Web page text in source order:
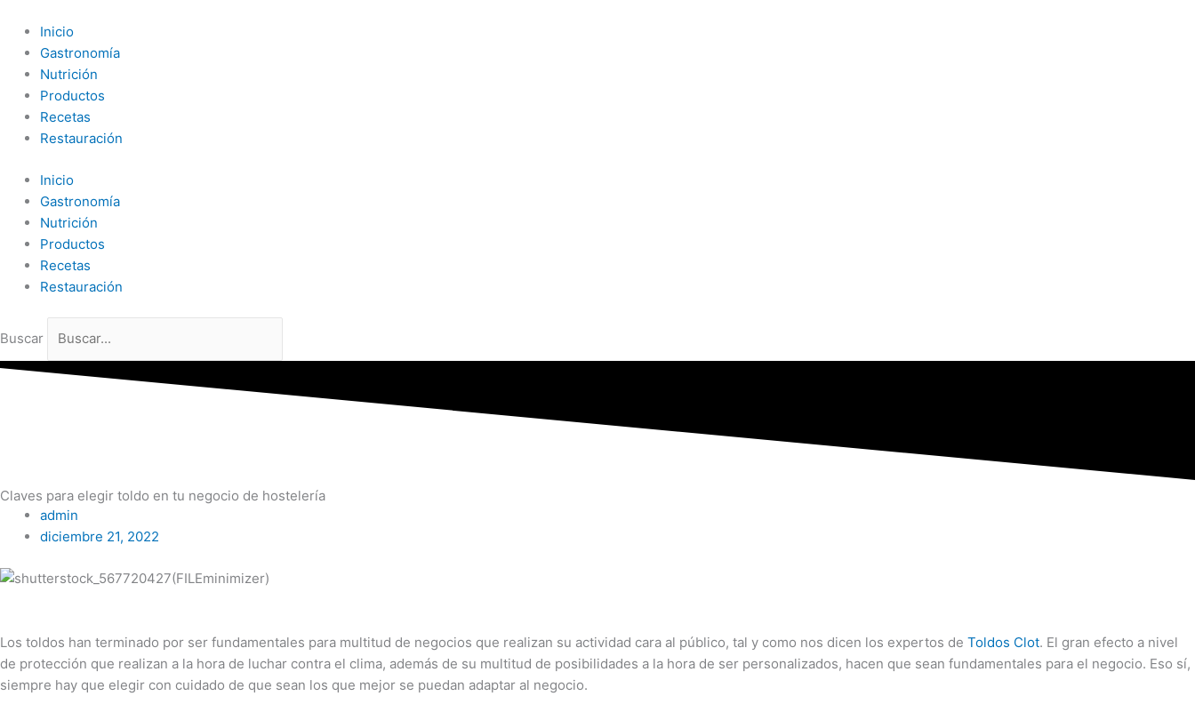
contenido
Inicio
Gastronomía
Nutrición
Productos
Recetas
Restauración
Inicio
Gastronomía
Nutrición
Productos
Recetas
Restauración
Buscar
Claves para elegir toldo en tu negocio de hostelería
admin
diciembre 21, 2022
Los toldos han terminado por ser fundamentales para multitud de negocios que realizan su actividad cara al público, tal y como nos dicen los expertos de Toldos Clot. El gran efecto a nivel
de protección que realizan a la hora de luchar contra el clima, además de su multitud de posibilidades a la hora de ser personalizados, hacen que sean fundamentales para el negocio. Eso sí,
siempre hay que elegir con cuidado de que sean los que mejor se puedan adaptar al negocio.